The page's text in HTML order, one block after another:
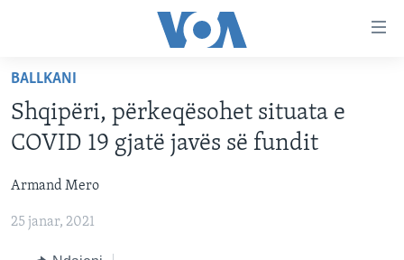
faqen
kryesore
Kalo
tek
faqja
Kalo
FAQJA KRYESORE
KATEGORITË
BALLKANI
EVROPA
FOLLOW US
BALLKANI
Shqipëri, përkeqësohet situata e
COVID 19 gjatë javës së fundit
Armand Mero
25 janar, 2021